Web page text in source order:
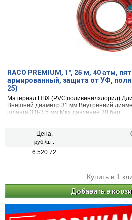
RACO PREMIUM, 1″, 25 м, 40 атм,
армированный, защита от УФ,
25)
Материал:ПВХ (PVC|поливинилхлорид)
Внешний диаметр:31 мм Внутренний
шланга:3.0-3.5 мм Max давление:30 бар
Цена,
руб./шт.
6 520.72
Купить в 1
Добавить в